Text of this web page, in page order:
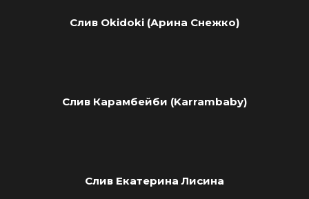
Слив Okidoki (Арина Снежко)
Слив Карамбейби (Karrambaby)
Слив Екатерина Лисина